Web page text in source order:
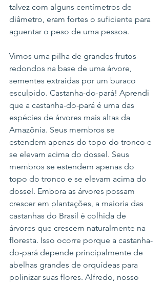
talvez com alguns centímetros de
diâmetro, eram fortes o suficiente para
aguentar o peso de uma pessoa.
Vimos uma pilha de grandes frutos
redondos na base de uma árvore,
sementes extraídas por um buraco
esculpido. Castanha-do-pará! Aprendi
que a castanha-do-pará é uma das
espécies de árvores mais altas da
Amazônia. Seus membros se
estendem apenas do topo do tronco e
se elevam acima do dossel. Seus
membros se estendem apenas do
topo do tronco e se elevam acima do
dossel. Embora as árvores possam
crescer em plantações, a maioria das
castanhas do Brasil é colhida de
árvores que crescem naturalmente na
floresta. Isso ocorre porque a castanha-
do-pará depende principalmente de
abelhas grandes de orquídeas para
polinizar suas flores. Alfredo, nosso